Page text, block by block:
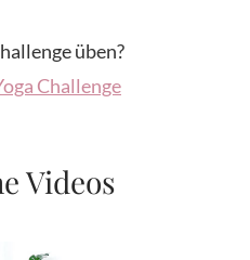
üben?
Challenge
Videos